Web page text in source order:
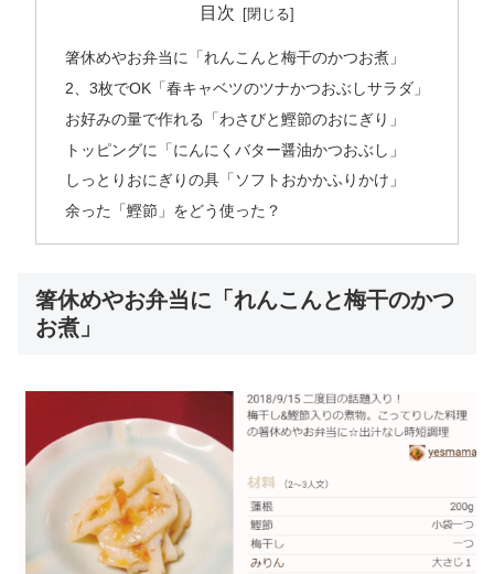
目次
箸休めやお弁当に「れんこんと梅干のかつお煮」
2、3枚でOK「春キャベツのツナかつおぶしサラダ」
お好みの量で作れる「わさびと鰹節のおにぎり」
トッピングに「にんにくバター醤油かつおぶし」
しっとりおにぎりの具「ソフトおかかふりかけ」
余った「鰹節」をどう使った？
箸休めやお弁当に「れんこんと梅干のかつ
お煮」